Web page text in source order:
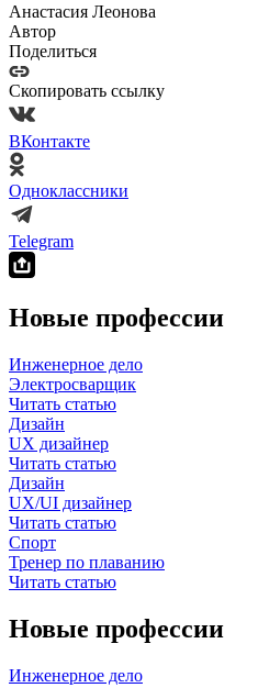
Анастасия Леонова
Автор
Поделиться
Скопировать ссылку
ВКонтакте
Одноклассники
Telegram
Новые профессии
Инженерное дело
Электросварщик
Читать статью
Дизайн
UX дизайнер
Читать статью
Дизайн
UX/UI дизайнер
Читать статью
Спорт
Тренер по плаванию
Читать статью
Новые профессии
Инженерное дело